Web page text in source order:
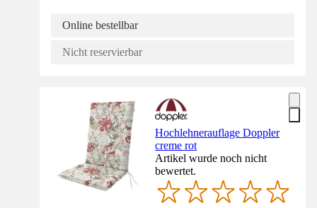
Online bestellbar
Nicht reservierbar
Hochlehnerauflage Doppler
creme rot
Artikel wurde noch nicht
bewertet.